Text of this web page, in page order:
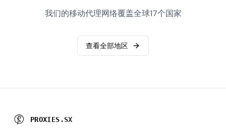
我们的移动代理网络覆盖全球17个国家
查看全部地区
PROXIES .SX